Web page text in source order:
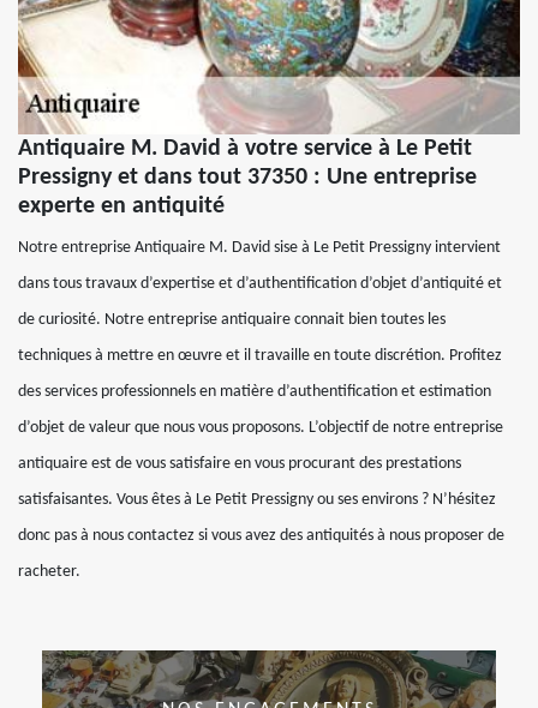
Antiquaire M. David à votre service à Le Petit
Pressigny et dans tout 37350 : Une entreprise
experte en antiquité
Notre entreprise Antiquaire M. David sise à Le Petit Pressigny intervient
dans tous travaux d’expertise et d’authentification d’objet d’antiquité et
de curiosité. Notre entreprise antiquaire connait bien toutes les
techniques à mettre en œuvre et il travaille en toute discrétion. Profitez
des services professionnels en matière d’authentification et estimation
d’objet de valeur que nous vous proposons. L’objectif de notre entreprise
antiquaire est de vous satisfaire en vous procurant des prestations
satisfaisantes. Vous êtes à Le Petit Pressigny ou ses environs ? N’hésitez
donc pas à nous contactez si vous avez des antiquités à nous proposer de
racheter.